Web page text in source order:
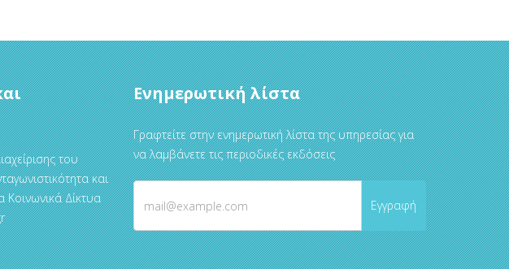
του
και
Κοινωνικά Δίκτυα
Ενημερωτική λίστα
Γραφτείτε στην ενημερωτική λίστα της υπηρεσίας για
να λαμβάνετε τις περιοδικές εκδόσεις